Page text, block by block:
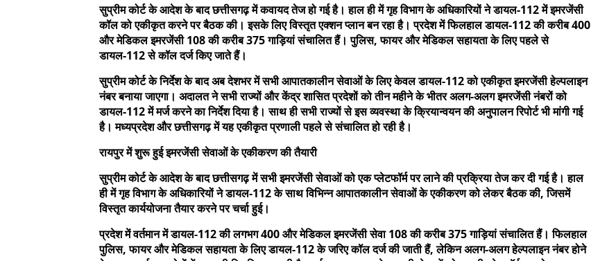
सुप्रीम कोर्ट के आदेश के बाद छत्तीसगढ़ में कवायद तेज हो गई है। हाल ही में गृह विभाग के अधिकारियों ने डायल-112 में इमरजेंसी
कॉल को एकीकृत करने पर बैठक की। इसके लिए विस्तृत एक्शन प्लान बन रहा है। प्रदेश में फिलहाल डायल-112 की करीब 400
और मेडिकल इमरजेंसी 108 की करीब 375 गाड़ियां संचालित हैं। पुलिस, फायर और मेडिकल सहायता के लिए पहले से
डायल-112 से कॉल दर्ज किए जाते हैं।
सुप्रीम कोर्ट के निर्देश के बाद अब देशभर में सभी आपातकालीन सेवाओं के लिए केवल डायल-112 को एकीकृत इमरजेंसी हेल्पलाइन
नंबर बनाया जाएगा। अदालत ने सभी राज्यों और केंद्र शासित प्रदेशों को तीन महीने के भीतर अलग-अलग इमरजेंसी नंबरों को
डायल-112 में मर्ज करने का निर्देश दिया है। साथ ही सभी राज्यों से इस व्यवस्था के क्रियान्वयन की अनुपालन रिपोर्ट भी मांगी गई
है। मध्यप्रदेश और छत्तीसगढ़ में यह एकीकृत प्रणाली पहले से संचालित हो रही है।
रायपुर में शुरू हुई इमरजेंसी सेवाओं के एकीकरण की तैयारी
सुप्रीम कोर्ट के आदेश के बाद छत्तीसगढ़ में सभी इमरजेंसी सेवाओं को एक प्लेटफॉर्म पर लाने की प्रक्रिया तेज कर दी गई है। हाल
ही में गृह विभाग के अधिकारियों ने डायल-112 के साथ विभिन्न आपातकालीन सेवाओं के एकीकरण को लेकर बैठक की, जिसमें
विस्तृत कार्ययोजना तैयार करने पर चर्चा हुई।
प्रदेश में वर्तमान में डायल-112 की लगभग 400 और मेडिकल इमरजेंसी सेवा 108 की करीब 375 गाड़ियां संचालित हैं। फिलहाल
पुलिस, फायर और मेडिकल सहायता के लिए डायल-112 के जरिए कॉल दर्ज की जाती हैं, लेकिन अलग-अलग हेल्पलाइन नंबर होने